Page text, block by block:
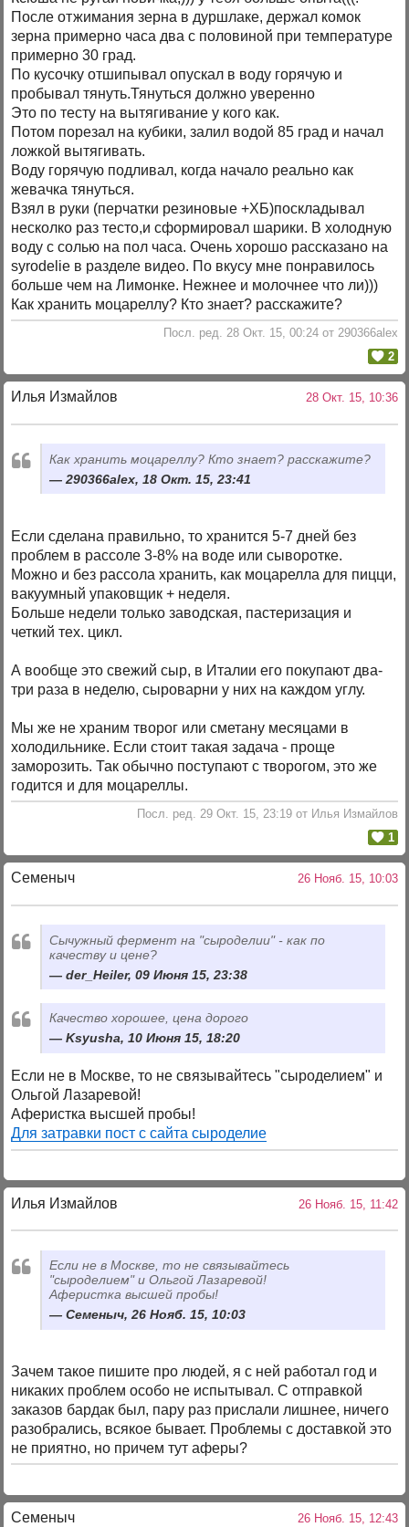
После отжимания зерна в дуршлаке, держал комок
зерна примерно часа два с половиной при температуре
примерно 30 град.
По кусочку отшипывал опускал в воду горячую и
пробывал тянуть.Тянуться должно уверенно
Это по тесту на вытягивание у кого как.
Потом порезал на кубики, залил водой 85 град и начал
ложкой вытягивать.
Воду горячую подливал, когда начало реально как
жевачка тянуться.
Взял в руки (перчатки резиновые +ХБ)поскладывал
несколко раз тесто,и сформировал шарики. В холодную
воду с солью на пол часа. Очень хорошо рассказано на
syrodelie в разделе видео. По вкусу мне понравилось
больше чем на Лимонке. Нежнее и молочнее что ли)))
Как хранить моцареллу? Кто знает? расскажите?
Посл. ред. 28 Окт. 15, 00:24 от 290366alex
2
Илья Измайлов 28 Окт. 15, 10:36
Как хранить моцареллу? Кто знает? расскажите?
290366alex, 18 Окт. 15, 23:41
Если сделана правильно, то хранится 5-7 дней без
проблем в рассоле 3-8% на воде или сыворотке.
Можно и без рассола хранить, как моцарелла для пицци,
вакуумный упаковщик + неделя.
Больше недели только заводская, пастеризация и
четкий тех. цикл.
А вообще это свежий сыр, в Италии его покупают два-
три раза в неделю, сыроварни у них на каждом углу.
Мы же не храним творог или сметану месяцами в
холодильнике. Если стоит такая задача - проще
заморозить. Так обычно поступают с творогом, это же
годится и для моцареллы.
Посл. ред. 29 Окт. 15, 23:19 от Илья Измайлов
1
Семеныч 26 Нояб. 15, 10:03
Сычужный фермент на "сыроделии" - как по
качеству и цене?
der_Heiler, 09 Июня 15, 23:38
Качество хорошее, цена дорого
Ksyusha, 10 Июня 15, 18:20
Если не в Москве, то не связывайтесь "сыроделием" и
Ольгой Лазаревой!
Аферистка высшей пробы!
Для затравки пост с сайта сыроделие
Илья Измайлов 26 Нояб. 15, 11:42
Если не в Москве, то не связывайтесь
"сыроделием" и Ольгой Лазаревой!
Аферистка высшей пробы!
Семеныч, 26 Нояб. 15, 10:03
Зачем такое пишите про людей, я с ней работал год и
никаких проблем особо не испытывал. С отправкой
заказов бардак был, пару раз прислали лишнее, ничего
разобрались, всякое бывает. Проблемы с доставкой это
не приятно, но причем тут аферы?
Семеныч 26 Нояб. 15, 12:43